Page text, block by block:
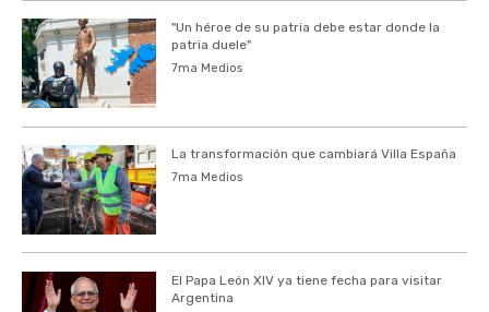
"Un héroe de su patria debe estar donde la
patria duele"
7ma Medios
La transformación que cambiará Villa España
7ma Medios
El Papa León XIV ya tiene fecha para visitar
Argentina